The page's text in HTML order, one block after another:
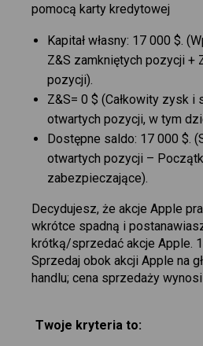
pomocą karty kredytowej
Kapitał własny: 17 000 $.
Z&S zamkniętych pozycji +
pozycji).
Z&S= 0 $ (Całkowity zysk
otwartych pozycji, w tym
Dostępne saldo: 17 000 $.
otwartych pozycji –
zabezpieczające).
Decydujesz, że akcje Apple
wkrótce spadną i
krótką/sprzedać akcje Apple.
Sprzedaj obok akcji Apple na
handlu; cena sprzedaży
Twoje kryteria to: